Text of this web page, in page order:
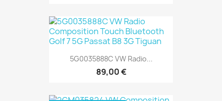
5G0035888C VW Radio...
89,00 €